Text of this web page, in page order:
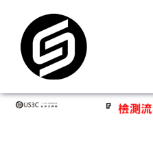
content